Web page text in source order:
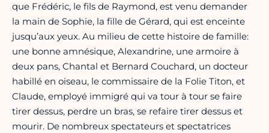
que Frédéric, le fils de Raymond, est venu demander
la main de Sophie, la fille de Gérard, qui est enceinte
jusqu’aux yeux. Au milieu de cette histoire de famille:
une bonne amnésique, Alexandrine, une armoire à
deux pans, Chantal et Bernard Couchard, un docteur
habillé en oiseau, le commissaire de la Folie Titon, et
Claude, employé immigré qui va tour à tour se faire
tirer dessus, perdre un bras, se refaire tirer dessus et
mourir. De nombreux spectateurs et spectatrices